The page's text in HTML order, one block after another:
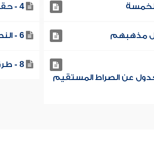
4 - حقيقة الجهمية وأصل مذهبهم
6 - النصوص الواردة في ذم القدرية
عن الصراط المستقيم
8 - طرق فرق الضلال في الوحي